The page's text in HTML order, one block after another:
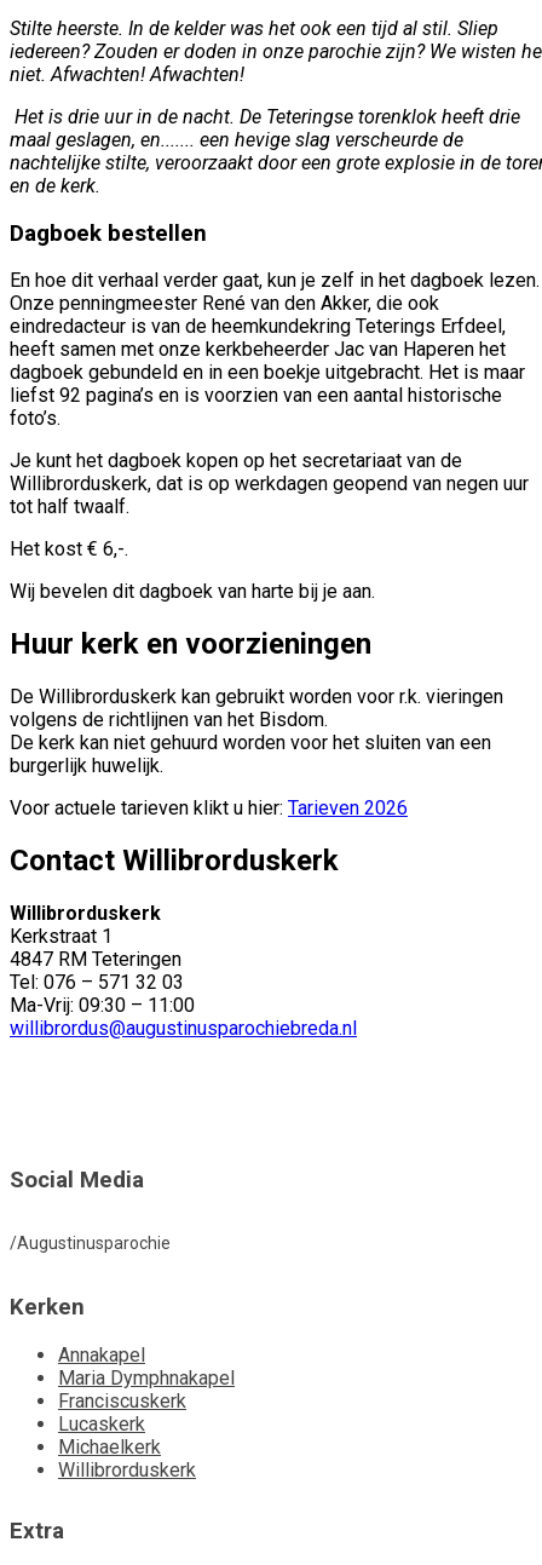
Stilte heerste. In de kelder was het ook een tijd al stil. Sliep
iedereen? Zouden er doden in onze parochie zijn? We wisten
niet. Afwachten! Afwachten!
Het is drie uur in de nacht. De Teteringse torenklok heeft drie
maal geslagen, en....... een hevige slag verscheurde de
nachtelijke stilte, veroorzaakt door een grote explosie in de
en de kerk.
Dagboek bestellen
En hoe dit verhaal verder gaat, kun je zelf in het dagboek lezen.
Onze penningmeester René van den Akker, die ook
eindredacteur is van de heemkundekring Teterings Erfdeel,
heeft samen met onze kerkbeheerder Jac van Haperen het
dagboek gebundeld en in een boekje uitgebracht. Het is maar
liefst 92 pagina’s en is voorzien van een aantal historische
foto’s.
Je kunt het dagboek kopen op het secretariaat van de
Willibrorduskerk, dat is op werkdagen geopend van negen uur
tot half twaalf.
Het kost € 6,-.
Wij bevelen dit dagboek van harte bij je aan.
Huur kerk en voorzieningen
De Willibrorduskerk kan gebruikt worden voor r.k. vieringen
volgens de richtlijnen van het Bisdom.
De kerk kan niet gehuurd worden voor het sluiten van een
burgerlijk huwelijk.
Voor actuele tarieven klikt u hier: Tarieven 2026
Contact Willibrorduskerk
Willibrorduskerk
Kerkstraat 1
4847 RM Teteringen
Tel: 076 – 571 32 03
Ma-Vrij: 09:30 – 11:00
willibrordus@augustinusparochiebreda.nl
Social Media
/Augustinusparochie
Kerken
Annakapel
Maria Dymphnakapel
Franciscuskerk
Lucaskerk
Michaelkerk
Willibrorduskerk
Extra